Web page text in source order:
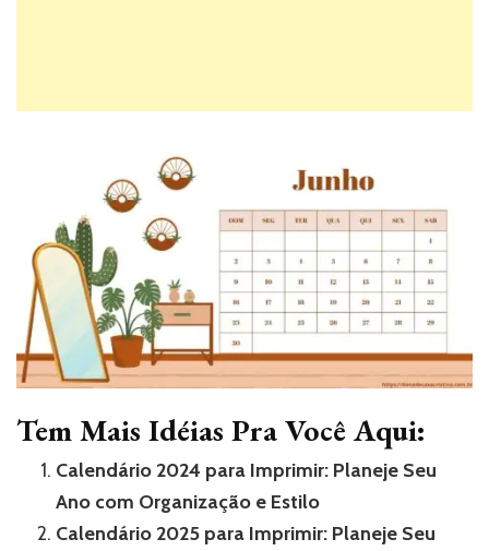
Tem Mais Idéias Pra Você Aqui:
Calendário 2024 para Imprimir: Planeje Seu
Ano com Organização e Estilo
Calendário 2025 para Imprimir: Planeje Seu